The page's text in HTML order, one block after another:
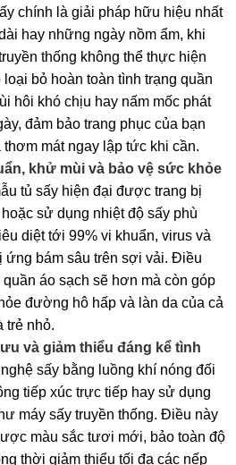
chính là giải pháp hữu hiệu nhất
hay những ngày nồm ẩm, khi
thống không thể thực hiện
bỏ hoàn toàn tình trạng quần
hôi khó chịu hay nấm mốc phát
đảm bảo trang phục của bạn
thơm mát ngay lập tức khi cần.
khử mùi và bảo vệ sức khỏe
tủ sấy hiện đại được trang bị
sử dụng nhiệt độ sấy phù
diệt tới 99% vi khuẩn, virus và
ứng bám sâu trên sợi vải. Điều
áo sạch sẽ hơn mà còn góp
đường hô hấp và làn da của cả
trẻ nhỏ.
và giảm thiểu đáng kể tình
sấy bằng luồng khí nóng đối
tiếp xúc trực tiếp hay sử dụng
máy sấy truyền thống. Điều này
màu sắc tươi mới, bảo toàn độ
thời giảm thiểu tối đa các nếp